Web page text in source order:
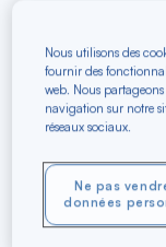
Loin du
désertes, une
Depuis Paris,
paradis encore
Plages
Cat
Nous utilisons des
fournir des
web. Nous
navigation sur notre
réseaux sociaux.
Ne pas
données